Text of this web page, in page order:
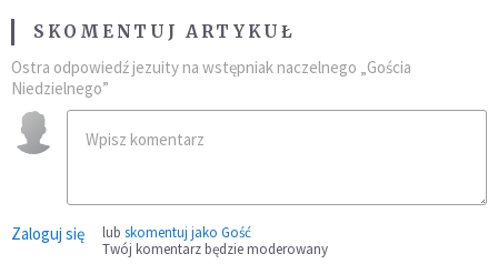
SKOMENTUJ ARTYKUŁ
Ostra odpowiedź jezuity na wstępniak naczelnego „Gościa
Niedzielnego”
Zaloguj się lub skomentuj jako Gość
Twój komentarz będzie moderowany